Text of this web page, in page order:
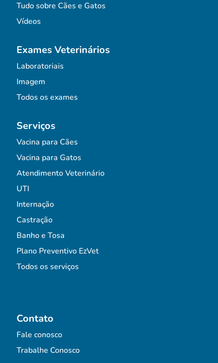
Tudo sobre Cães e Gatos
Vídeos
Exames Veterinários
Laboratoriais
Imagem
Todos os exames
Serviços
Vacina para Cães
Vacina para Gatos
Atendimento Veterinário
UTI
Internação
Castração
Banho e Tosa
Plano Preventivo EzVet
Todos os serviços
Contato
Fale conosco
Trabalhe Conosco